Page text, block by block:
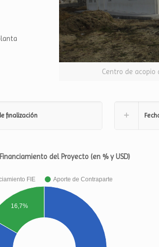
Centro de acopio
finalización
del Proyecto (en % y USD)
FIE Aporte de Contraparte
16,7%